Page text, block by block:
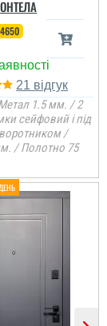
21
1.5 мм. / 2
сейфовий і під
/
/ Полотно 75